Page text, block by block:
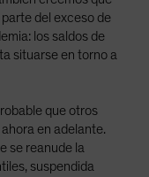
del exceso de
los saldos de
situarse en torno a
que otros
en adelante.
se reanude la
suspendida